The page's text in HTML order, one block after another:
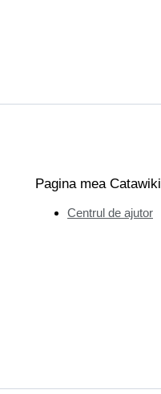
Pagina mea Catawiki
Centrul de ajutor